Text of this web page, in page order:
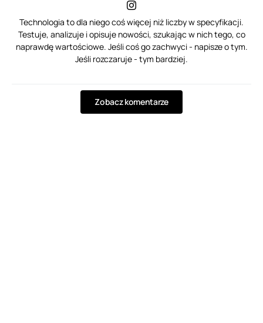
Technologia to dla niego coś więcej niż liczby w specyfikacji.
Testuje, analizuje i opisuje nowości, szukając w nich tego, co
naprawdę wartościowe. Jeśli coś go zachwyci - napisze o tym.
Jeśli rozczaruje - tym bardziej.
Zobacz komentarze